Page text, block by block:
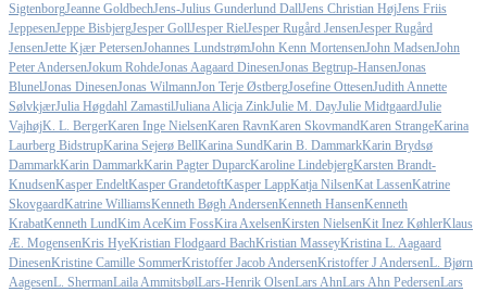
SigtenborgJeanne GoldbechJens-Julius Gunderlund DallJens Christian HøjJens Friis
JeppesenJeppe BisbjergJesper GollJesper RielJesper Rugård JensenJesper Rugård
JensenJette Kjær PetersenJohannes LundstrømJohn Kenn MortensenJohn MadsenJohn
Peter AndersenJokum RohdeJonas Aagaard DinesenJonas Begtrup-HansenJonas
BlunelJonas DinesenJonas WilmannJon Terje ØstbergJosefine OttesenJudith Annette
SølvkjærJulia Høgdahl ZamastilJuliana Alicja ZinkJulie M. DayJulie MidtgaardJulie
VajhøjK. L. BergerKaren Inge NielsenKaren RavnKaren SkovmandKaren StrangeKarina
Laurberg BidstrupKarina Sejerø BellKarina SundKarin B. DammarkKarin Brydsø
DammarkKarin DammarkKarin Pagter DuparcKaroline LindebjergKarsten Brandt-
KnudsenKasper EndeltKasper GrandetoftKasper LappKatja NilsenKat LassenKatrine
SkovgaardKatrine WilliamsKenneth Bøgh AndersenKenneth HansenKenneth
KrabatKenneth LundKim AceKim FossKira AxelsenKirsten NielsenKit Inez KøhlerKlaus
Æ. MogensenKris HyeKristian Flodgaard BachKristian MasseyKristina L. Aagaard
DinesenKristine Camille SommerKristoffer Jacob AndersenKristoffer J AndersenL. Bjørn
AagesenL. ShermanLaila AmmitsbølLars-Henrik OlsenLars AhnLars Ahn PedersenLars